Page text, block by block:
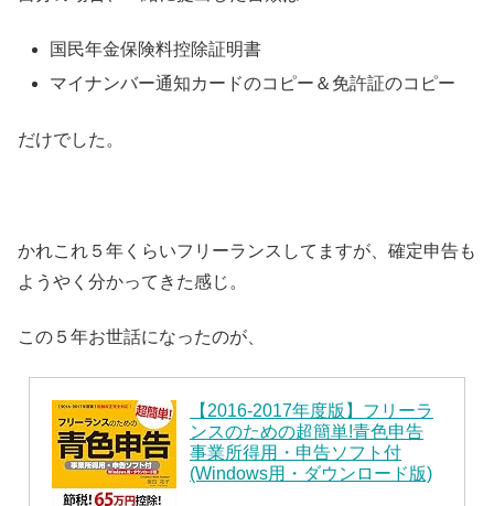
国民年金保険料控除証明書
マイナンバー通知カードのコピー＆免許証のコピー
だけでした。
かれこれ５年くらいフリーランスしてますが、確定申告も
ようやく分かってきた感じ。
この５年お世話になったのが、
【2016-2017年度版】フリーラ
ンスのための超簡単!青色申告
事業所得用・申告ソフト付
(Windows用・ダウンロード版)